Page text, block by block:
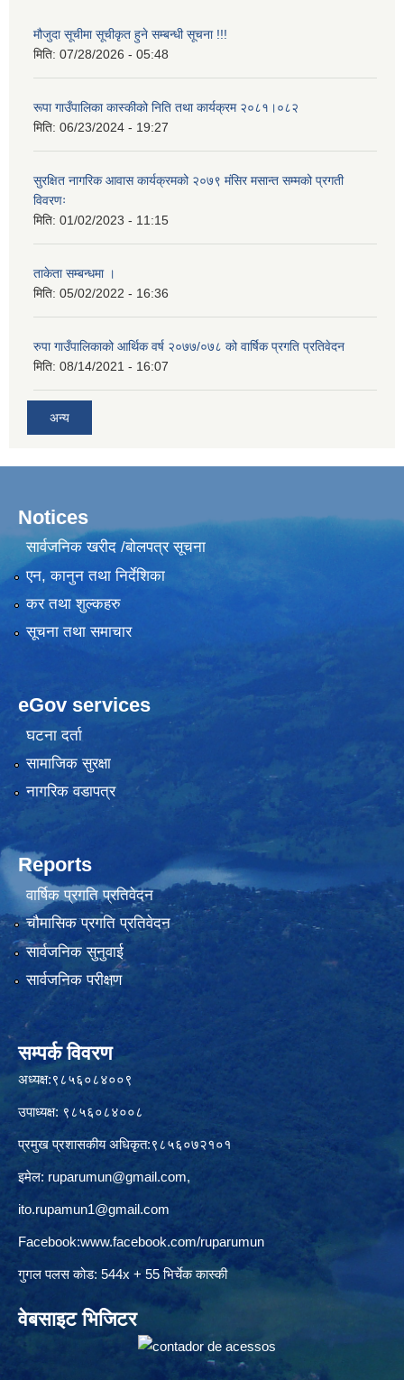
मौजुदा सूचीमा सूचीकृत हुने सम्बन्धी सूचना !!!
मिति: 07/28/2026 - 05:48
रूपा गाउँपालिका कास्कीको निति तथा कार्यक्रम २०८१।०८२
मिति: 06/23/2024 - 19:27
सुरक्षित नागरिक आवास कार्यक्रमको २०७९ मंसिर मसान्त सम्मको प्रगती
विवरणः
मिति: 01/02/2023 - 11:15
ताकेता सम्बन्धमा ।
मिति: 05/02/2022 - 16:36
रुपा गाउँपालिकाको आर्थिक वर्ष २०७७/०७८ को वार्षिक प्रगति प्रतिवेदन
मिति: 08/14/2021 - 16:07
अन्य
Notices
सार्वजनिक खरीद /बोलपत्र सूचना
एन, कानुन तथा निर्देशिका
कर तथा शुल्कहरु
सूचना तथा समाचार
eGov services
घटना दर्ता
सामाजिक सुरक्षा
नागरिक वडापत्र
Reports
वार्षिक प्रगति प्रतिवेदन
चौमासिक प्रगति प्रतिवेदन
सार्वजनिक सुनुवाई
सार्वजनिक परीक्षण
सम्पर्क विवरण
अध्यक्ष:९८५६०८४००९
उपाध्यक्ष: ९८५६०८४००८
प्रमुख प्रशासकीय अधिकृत:९८५६०७२१०१
इमेल: ruparumun@gmail.com,
ito.rupamun1@gmail.com
Facebook:www.facebook.com/ruparumun
गुगल पलस कोड: 544x + 55 भिर्चेक कास्की
वेबसाइट भिजिटर